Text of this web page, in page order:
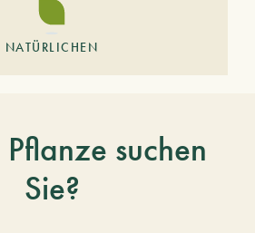
NATÜRLICHEN
suchen
Sie?